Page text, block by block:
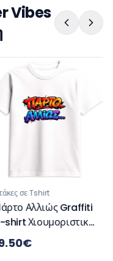
Vibes
σε Tshirt
Αλλιώς Graffiti
shirt Χιουμοριστικό
€